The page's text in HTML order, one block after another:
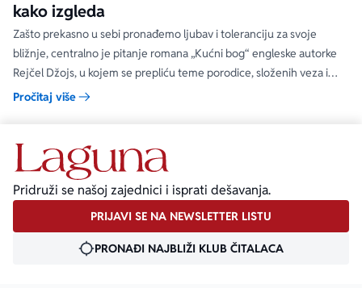
kako izgleda
Zašto prekasno u sebi pronađemo ljubav i toleranciju za svoje
bližnje, centralno je pitanje romana „Kućni bog“ engleske autorke
Rejčel Džojs, u kojem se prepliću teme porodice, složenih veza i
umetnosti.
Pročitaj više
Pridruži se našoj zajednici i isprati dešavanja.
PRIJAVI SE NA NEWSLETTER LISTU
PRONAĐI NAJBLIŽI KLUB ČITALACA